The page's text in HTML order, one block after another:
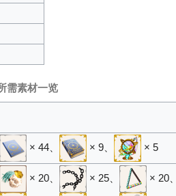
需素材一览
× 44 × 9 × 5
× 20 × 25 × 20